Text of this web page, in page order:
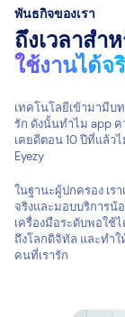
พันธกิจของเรา
ถึงเวลาส
ใช้งานได้จ
เทคโนโลยีเข้ามามี
รัก ดังนั้นทำไม app
เคยดีตอน 10 ปีที่แล้ว
Eyezy
ในฐานะผู้ปกครอง เร
จริงและมอบบริการน้
เครื่องมือระดับพอใช้
ถึงโลกดิจิทัล และทำ
คนที่เรารัก